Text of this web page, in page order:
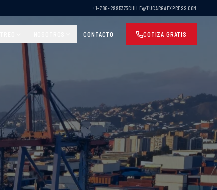
+1-786-2995373CHILE@TUCARGAEXPRESS.COM
CONTACTO COTIZA GRATIS